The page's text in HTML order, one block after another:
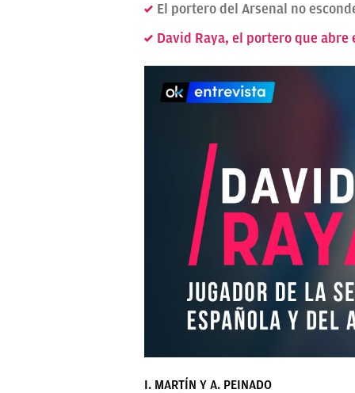
El portero del Arsenal no
David Raya, el portero que
I. MARTÍN Y A. PEINADO